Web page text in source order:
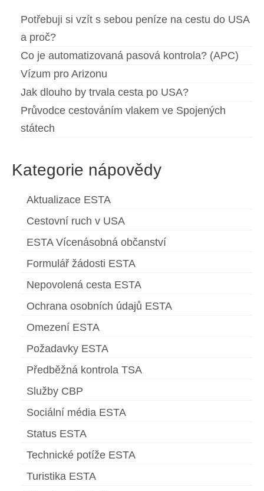
Eesti(Estonština)
Francouzština
Deutsch(Němec)
Ελληνικά(Řečtina)
Norsk bokmål
Polski (Polský)
Português(Portugalština ( Portugalsko)
Slovenčina
Slovenščina
Potřebuji si vzít s sebou peníze na cestu do USA
a proč?
Co je automatizovaná pasová kontrola? (APC)
Vízum pro Arizonu
Jak dlouho by trvala cesta po USA?
Průvodce cestováním vlakem ve Spojených
státech
Kategorie nápovědy
Aktualizace ESTA
Cestovní ruch v USA
ESTA Vícenásobná občanství
Formulář žádosti ESTA
Nepovolená cesta ESTA
Ochrana osobních údajů ESTA
Omezení ESTA
Požadavky ESTA
Předběžná kontrola TSA
Služby CBP
Sociální média ESTA
Status ESTA
Technické potíže ESTA
Turistika ESTA